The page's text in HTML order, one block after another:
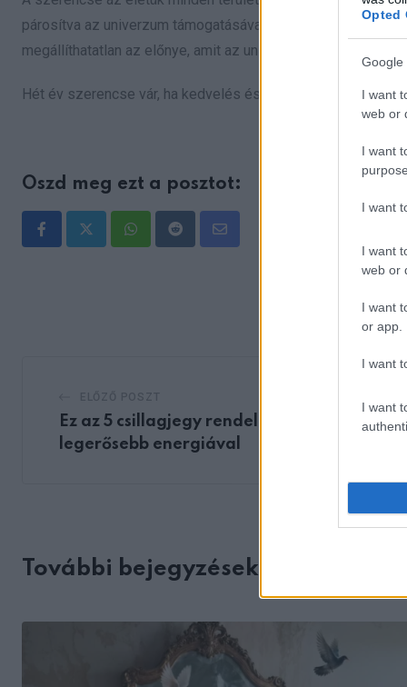
Opted
Google
I want
web or
I want
I want
I want
web or
I want
or app.
I want
I want
párosítva az univerzum támogatásával, biztosítja
megállíthatatlan az előnye, amit az univerzum biztosít nekik.
Hét év szerencse vár, ha kedvelés és a sok szerencsét
Oszd meg ezt a posztot:
WhatsappRedditShare
Ez az 5 csillagjegy rendelkezik a
legerősebb energiával
További bejegyzések